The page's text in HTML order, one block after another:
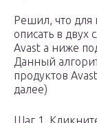
Решил, что для
описать в двух
Avast а ниже
Данный
продуктов
далее)
Шаг 1.